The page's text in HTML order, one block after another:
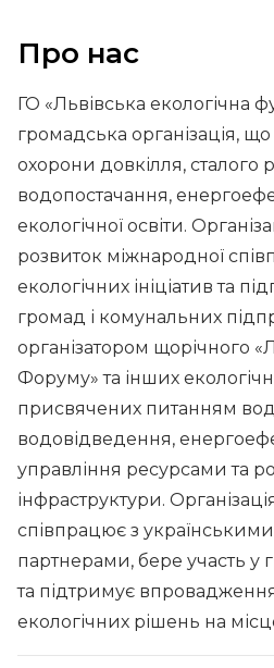
Про нас
ГО «Львівська екологічна
громадська організація,
охорони довкілля, сталого
водопостачання,
екологічної освіти.
розвиток міжнародної
екологічних ініціатив та
громад і комунальних
організатором щорічного
Форуму» та інших
присвячених питанням
водовідведення,
управління ресурсами та
інфраструктури.
співпрацює з
партнерами, бере участь у
та підтримує
екологічних рішень на